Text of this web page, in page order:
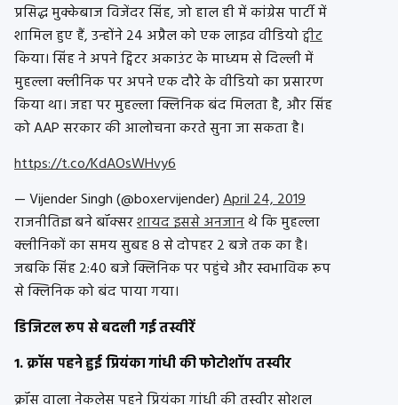
प्रसिद्ध मुक्केबाज विजेंदर सिंह, जो हाल ही में कांग्रेस पार्टी में
शामिल हुए हैं, उन्होंने 24 अप्रैल को एक लाइव वीडियोट्वीट
किया। सिंह ने अपने ट्विटर अकाउंट के माध्यम से दिल्ली में
मुहल्ला क्लीनिक पर अपने एक दौरे के वीडियो का प्रसारण
किया था। जहा पर मुहल्ला क्लिनिक बंद मिलता है, और सिंह
को AAP सरकार की आलोचना करते सुना जा सकता है।
https://t.co/KdAOsWHvy6
— Vijender Singh (@boxervijender)April 24, 2019
राजनीतिज्ञ बने बॉक्सरशायद इससे अनजानथे कि मुहल्ला
क्लीनिकों का समय सुबह 8 से दोपहर 2 बजे तक का है।
जबकि सिंह 2:40 बजे क्लिनिक पर पहुंचे और स्वभाविक रूप
से क्लिनिक को बंद पाया गया।
डिजिटल रूप से बदली गई तस्वीरें
1. क्रॉस पहने हुई प्रियंका गांधी की फोटोशॉप तस्वीर